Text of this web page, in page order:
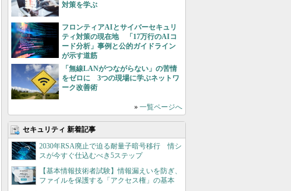
対策を学ぶ
フロンティアAIとサイバーセキュリ
ティ対策の現在地 「17万行のAIコ
ード分析」事例と公的ガイドライン
が示す道筋
「無線LANがつながらない」の苦情
をゼロに 3つの現場に学ぶネットワ
ーク改善術
» 一覧ページへ
セキュリティ 新着記事
2030年RSA廃止で迫る耐量子暗号移行 情シ
スが今すぐ仕込むべき5ステップ
【基本情報技術者試験】情報漏えいを防ぎ、
ファイルを保護する「アクセス権」の基本